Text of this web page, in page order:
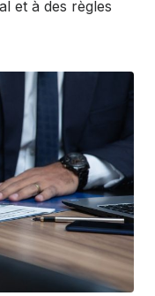
et à des règles